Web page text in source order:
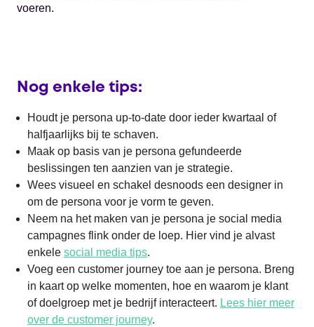
voeren.
Nog enkele tips:
Houdt je persona up-to-date door ieder kwartaal of
halfjaarlijks bij te schaven.
Maak op basis van je persona gefundeerde
beslissingen ten aanzien van je strategie.
Wees visueel en schakel desnoods een designer in
om de persona voor je vorm te geven.
Neem na het maken van je persona je social media
campagnes flink onder de loep. Hier vind je alvast
enkele social media tips.
Voeg een customer journey toe aan je persona. Breng
in kaart op welke momenten, hoe en waarom je klant
of doelgroep met je bedrijf interacteert. Lees hier meer
over de customer journey.